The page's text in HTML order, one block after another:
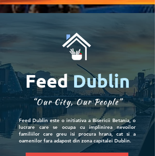
FeedDublin
“Our City, Our People”
Feed Dublin este o initiativa a Bisericii Betania, o
lucrare care se ocupa cu implinirea nevoilor
familiilor care greu isi procura hrana, cat si a
oamenilor fara adapost din zona capitalei Dublin.